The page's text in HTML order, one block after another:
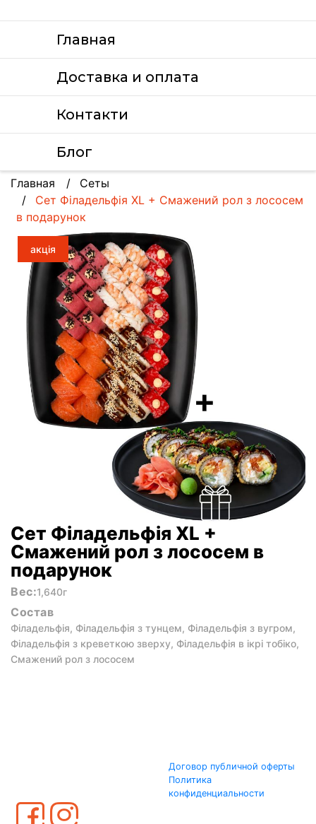
Главная
Доставка и оплата
Контакти
Блог
Главная
Сеты
Сет Філадельфія XL + Смажений рол з лососем
в подарунок
акція
Сет Філадельфія XL +
Смажений рол з лососем в
подарунок
Вес:1,640г
Состав
Філадельфія, Філадельфія з тунцем, Філадельфія з вугром,
Філадельфія з креветкою зверху, Філадельфія в ікрі тобіко,
Смажений рол з лососем
Договор публичной оферты
Политика
конфиденциальности